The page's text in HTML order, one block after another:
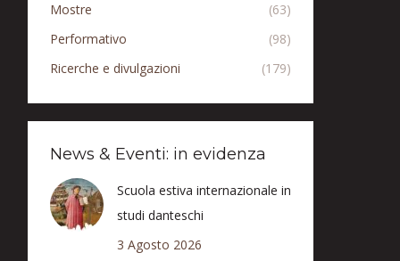
Mostre
(63)
Performativo
(98)
Ricerche e divulgazioni
(179)
News & Eventi: in evidenza
Scuola estiva internazionale in
studi danteschi
3 Agosto 2026